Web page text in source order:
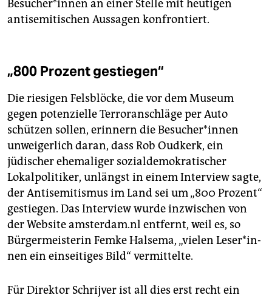
Be­su­che­r*in­nen an einer Stelle mit heutigen
antisemitischen Aussagen konfrontiert.
„800 Prozent gestiegen“
Die riesigen Felsblöcke, die vor dem Museum
gegen potenzielle Terroranschläge per Auto
schützen sollen, erinnern die Be­su­che­r*in­nen
unweigerlich daran, dass Rob Oudkerk, ein
jüdischer ehemaliger sozialdemokratischer
Lokalpolitiker, unlängst in einem Interview sagte,
der Antisemitismus im Land sei um „800 Prozent“
gestiegen. Das Interview wurde inzwischen von
der Website amsterdam.nl entfernt, weil es, so
Bürgermeisterin Femke Halsema, „vielen Le­se­r*in­
nen ein einseitiges Bild“ vermittelte.
Für Direktor Schrijver ist all dies erst recht ein